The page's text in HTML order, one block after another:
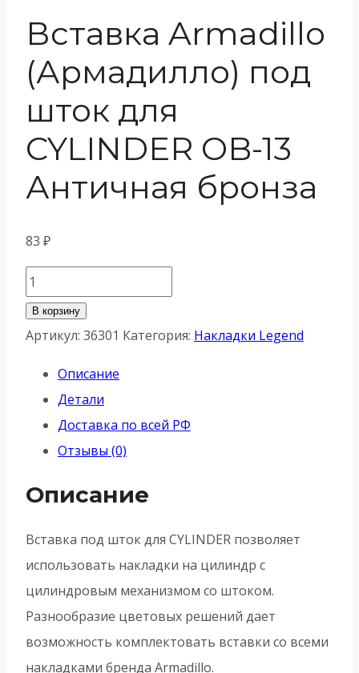
Вставка Armadillo
(Армадилло) под
шток для
CYLINDER OB-13
Античная бронза
83 ₽
Количество
товара
Вставка
(Армадилло)
под
шток
для
CYLINDER
13
Античная
бронза
В корзину
Артикул: 36301 Категория: Накладки Legend
Описание
Детали
Доставка по всей РФ
Отзывы (0)
Описание
Вставка под шток для CYLINDER позволяет
использовать накладки на цилиндр с
цилиндровым механизмом со штоком.
Разнообразие цветовых решений дает
возможность комплектовать вставки со всеми
накладками бренда Armadillo.